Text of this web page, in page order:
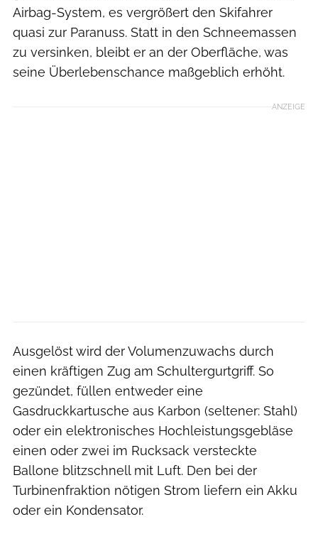
Airbag-System, es vergrößert den Skifahrer
quasi zur Paranuss. Statt in den Schneemassen
zu versinken, bleibt er an der Oberfläche, was
seine Überlebenschance maßgeblich erhöht.
ANZEIGE
Ausgelöst wird der Volumenzuwachs durch
einen kräftigen Zug am Schultergurtgriff. So
gezündet, füllen entweder eine
Gasdruckkartusche aus Karbon (seltener: Stahl)
oder ein elektronisches Hochleistungsgebläse
einen oder zwei im Rucksack versteckte
Ballone blitzschnell mit Luft. Den bei der
Turbinenfraktion nötigen Strom liefern ein Akku
oder ein Kondensator.